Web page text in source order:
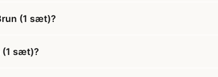
(1 sæt)?
(1 sæt)?